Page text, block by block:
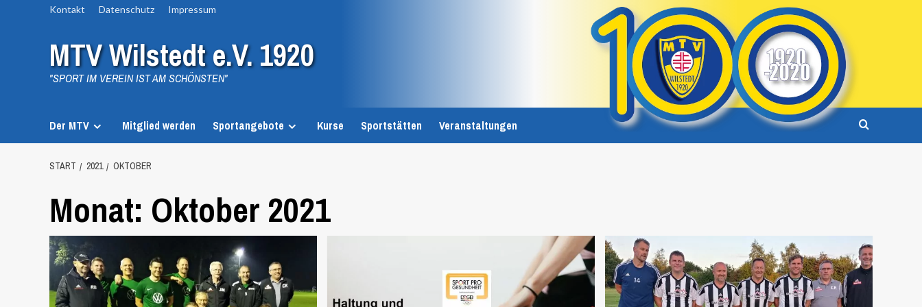
Kontakt Datenschutz Impressum
MTV Wilstedt e.V. 1920
"SPORT IM VEREIN IST AM SCHÖNSTEN"
Der MTV Mitglied werden Sportangebote Kurse Sportstätten Veranstaltungen
START 2021 OKTOBER
Monat: Oktober 2021